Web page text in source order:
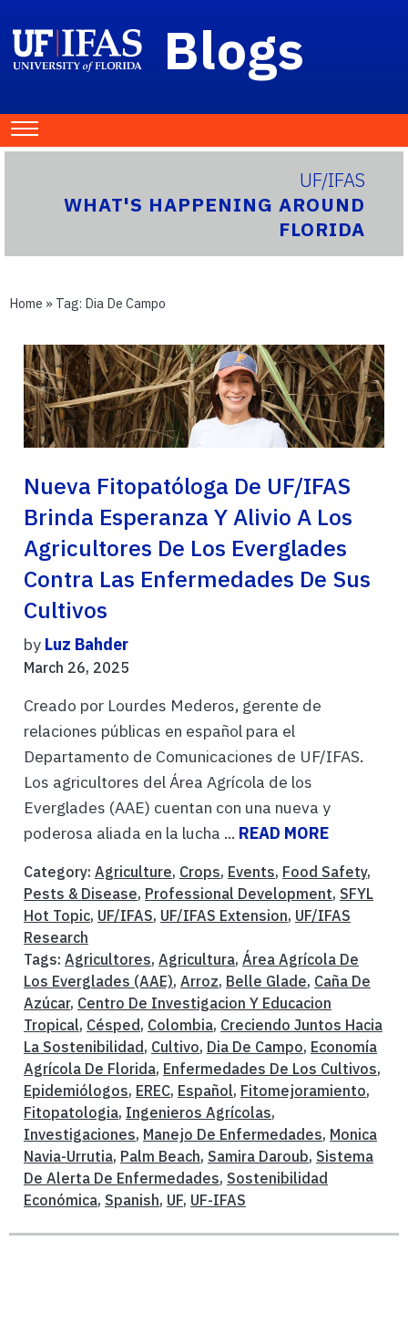
Blogs
UF/IFAS
WHAT'S HAPPENING AROUND
FLORIDA
Home » Tag: Dia De Campo
Nueva Fitopatóloga De UF/IFAS
Brinda Esperanza Y Alivio A Los
Agricultores De Los Everglades
Contra Las Enfermedades De Sus
Cultivos
by Luz Bahder
March 26, 2025
Creado por Lourdes Mederos, gerente de
relaciones públicas en español para el
Departamento de Comunicaciones de UF/IFAS.
Los agricultores del Área Agrícola de los
Everglades (AAE) cuentan con una nueva y
poderosa aliada en la lucha ... READ MORE
Category: Agriculture, Crops, Events, Food Safety,
Pests & Disease, Professional Development, SFYL
Hot Topic, UF/IFAS, UF/IFAS Extension, UF/IFAS
Research
Tags: Agricultores, Agricultura, Área Agrícola De
Los Everglades (AAE), Arroz, Belle Glade, Caña De
Azúcar, Centro De Investigacion Y Educacion
Tropical, Césped , Colombia, Creciendo Juntos Hacia
La Sostenibilidad , Cultivo, Dia De Campo, Economía
Agrícola De Florida, Enfermedades De Los Cultivos,
Epidemiólogos, EREC, Español, Fitomejoramiento,
Fitopatologia, Ingenieros Agrícolas,
Investigaciones, Manejo De Enfermedades, Monica
Navia-Urrutia, Palm Beach, Samira Daroub, Sistema
De Alerta De Enfermedades, Sostenibilidad
Económica, Spanish, UF, UF-IFAS